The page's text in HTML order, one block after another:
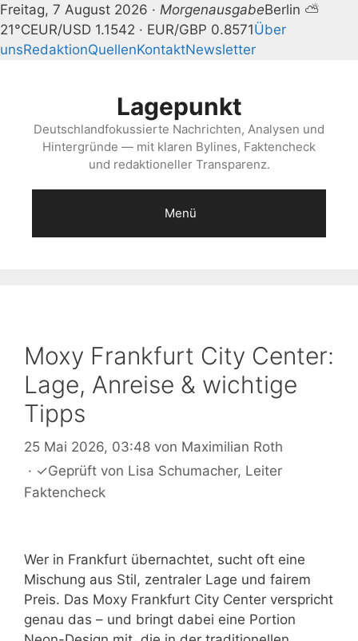
Freitag, 7 August 2026 · MorgenausgabeBerlin ⛅
21°CEUR/USD 1.1542 · EUR/GBP 0.8571Über
unsRedaktionQuellenKontaktNewsletter
Lagepunkt
Deutschlandfokussierte Nachrichten, Analysen und
Hintergründe — mit klaren Bylines, Faktencheck
und redaktioneller Transparenz.
Menü
Moxy Frankfurt City Center:
Lage, Anreise & wichtige
Tipps
25 Mai 2026, 03:48 von Maximilian Roth
· ✓Geprüft von Lisa Schumacher, Leiter
Faktencheck
Wer in Frankfurt übernachtet, sucht oft eine
Mischung aus Stil, zentraler Lage und fairem
Preis. Das Moxy Frankfurt City Center verspricht
genau das – und bringt dabei eine Portion